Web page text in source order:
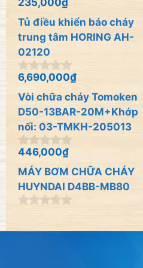
5
0
n
g
o
à
i
5
235,000₫
Tủ điều khiển báo cháy
trung tâm HORING AH-
02120
0
n
g
o
i
5
6,690,000₫
Vòi chữa cháy Tomoken
D50-13BAR-20M+Khớp
nối: 03-TMKH-205013
0
n
g
o
à
i
446,000₫
MÁY BƠM CHỮA CHÁY
HUYNDAI D4BB-MB80